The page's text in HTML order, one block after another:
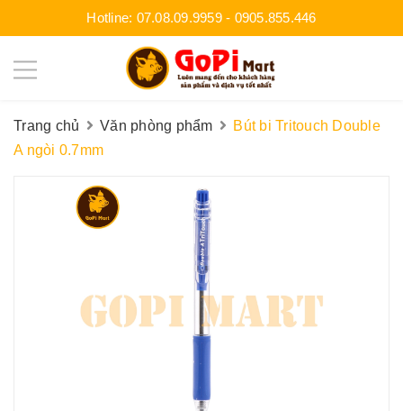
Hotline: 07.08.09.9959- 0905.855.446
Trang chủ Văn phòng phẩm
Bút bi Tritouch Double
A ngòi 0.7mm